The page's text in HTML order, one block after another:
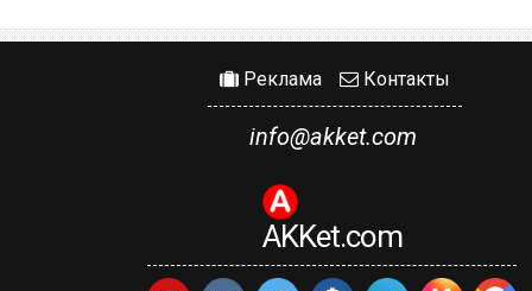
Реклама Контакты
info@akket.com
AKKet.com